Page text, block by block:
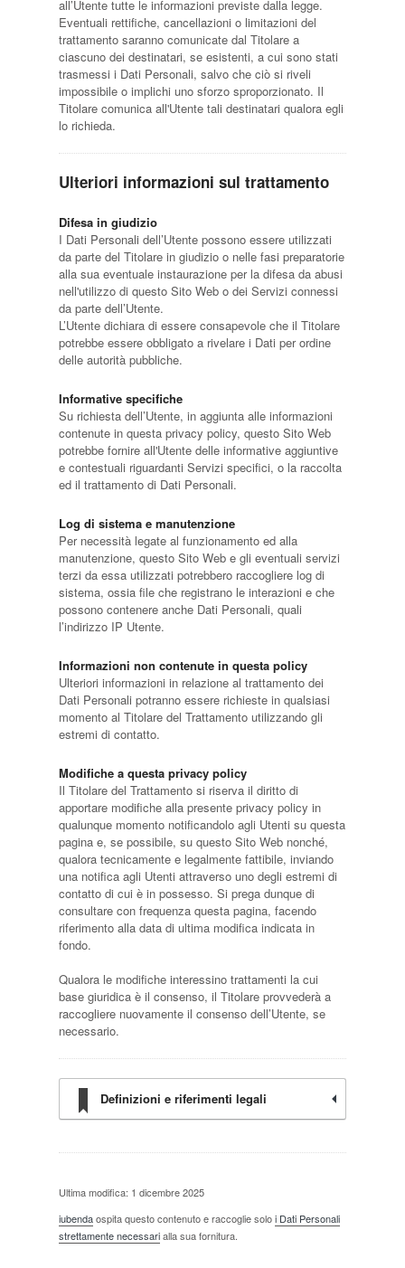
all’Utente tutte le informazioni previste dalla legge.
Eventuali rettifiche, cancellazioni o limitazioni del
trattamento saranno comunicate dal Titolare a
ciascuno dei destinatari, se esistenti, a cui sono stati
trasmessi i Dati Personali, salvo che ciò si riveli
impossibile o implichi uno sforzo sproporzionato. Il
Titolare comunica all'Utente tali destinatari qualora egli
lo richieda.
Ulteriori informazioni sul trattamento
Difesa in giudizio
I Dati Personali dell’Utente possono essere utilizzati
da parte del Titolare in giudizio o nelle fasi preparatorie
alla sua eventuale instaurazione per la difesa da abusi
nell'utilizzo di questo Sito Web o dei Servizi connessi
da parte dell’Utente.
L’Utente dichiara di essere consapevole che il Titolare
potrebbe essere obbligato a rivelare i Dati per ordine
delle autorità pubbliche.
Informative specifiche
Su richiesta dell’Utente, in aggiunta alle informazioni
contenute in questa privacy policy, questo Sito Web
potrebbe fornire all'Utente delle informative aggiuntive
e contestuali riguardanti Servizi specifici, o la raccolta
ed il trattamento di Dati Personali.
Log di sistema e manutenzione
Per necessità legate al funzionamento ed alla
manutenzione, questo Sito Web e gli eventuali servizi
terzi da essa utilizzati potrebbero raccogliere log di
sistema, ossia file che registrano le interazioni e che
possono contenere anche Dati Personali, quali
l’indirizzo IP Utente.
Informazioni non contenute in questa policy
Ulteriori informazioni in relazione al trattamento dei
Dati Personali potranno essere richieste in qualsiasi
momento al Titolare del Trattamento utilizzando gli
estremi di contatto.
Modifiche a questa privacy policy
Il Titolare del Trattamento si riserva il diritto di
apportare modifiche alla presente privacy policy in
qualunque momento notificandolo agli Utenti su questa
pagina e, se possibile, su questo Sito Web nonché,
qualora tecnicamente e legalmente fattibile, inviando
una notifica agli Utenti attraverso uno degli estremi di
contatto di cui è in possesso. Si prega dunque di
consultare con frequenza questa pagina, facendo
riferimento alla data di ultima modifica indicata in
fondo.
Qualora le modifiche interessino trattamenti la cui
base giuridica è il consenso, il Titolare provvederà a
raccogliere nuovamente il consenso dell’Utente, se
necessario.
Definizioni e riferimenti legali
Ultima modifica: 1 dicembre 2025
iubendaospita questo contenuto e raccoglie soloi Dati Personali
strettamente necessarialla sua fornitura.